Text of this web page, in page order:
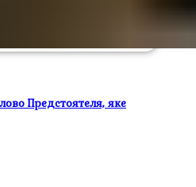
Предстоятеля, яке